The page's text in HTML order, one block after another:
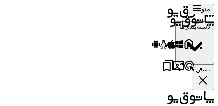
منو
دسته‌بندی‌ها
بستن